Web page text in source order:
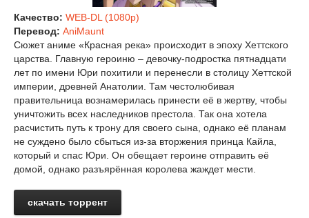
Качество: WEB-DL (1080p)
Перевод: AniMaunt
Сюжет аниме «Красная река» происходит в эпоху Хеттского
царства. Главную героиню – девочку-подростка пятнадцати
лет по имени Юри похитили и перенесли в столицу Хеттской
империи, древней Анатолии. Там честолюбивая
правительница вознамерилась принести её в жертву, чтобы
уничтожить всех наследников престола. Так она хотела
расчистить путь к трону для своего сына, однако её планам
не суждено было сбыться из-за вторжения принца Кайла,
который и спас Юри. Он обещает героине отправить её
домой, однако разъярённая королева жаждет мести.
скачать торрент